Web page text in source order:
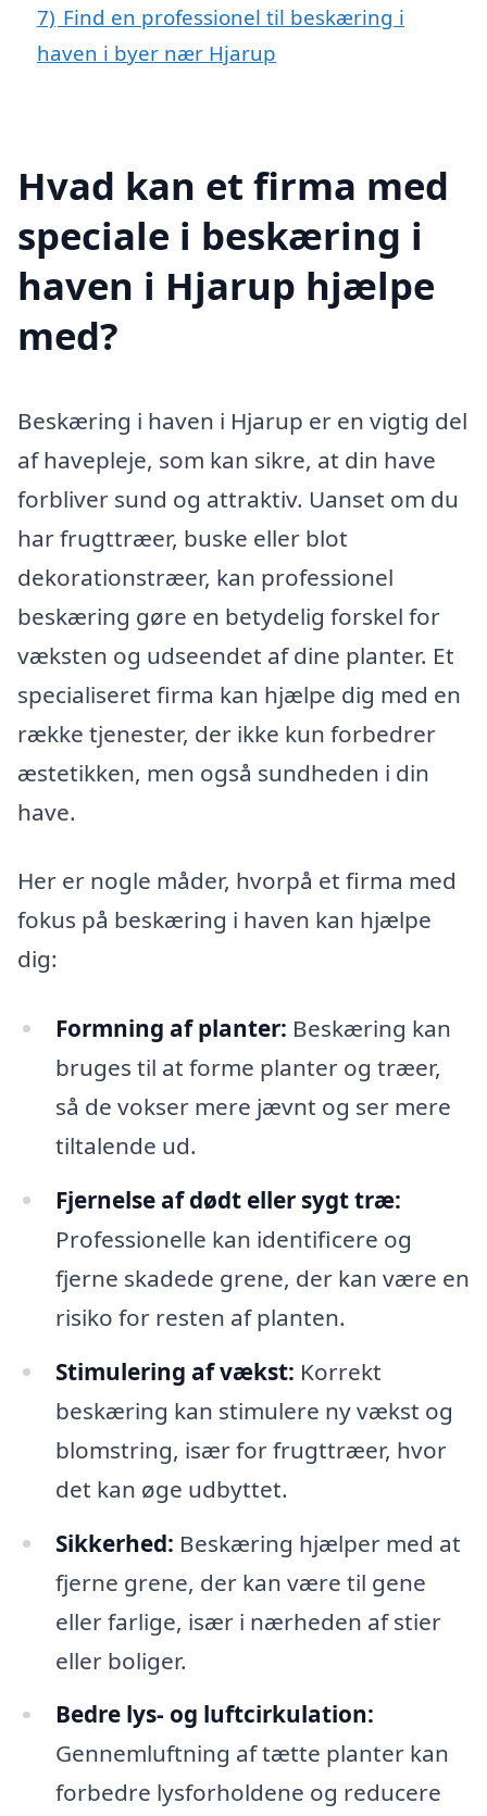
7) Find en professionel til beskæring i
haven i byer nær Hjarup
Hvad kan et firma med
speciale i beskæring i
haven i Hjarup hjælpe
med?
Beskæring i haven i Hjarup er en vigtig del
af havepleje, som kan sikre, at din have
forbliver sund og attraktiv. Uanset om du
har frugttræer, buske eller blot
dekorationstræer, kan professionel
beskæring gøre en betydelig forskel for
væksten og udseendet af dine planter. Et
specialiseret firma kan hjælpe dig med en
række tjenester, der ikke kun forbedrer
æstetikken, men også sundheden i din
have.
Her er nogle måder, hvorpå et firma med
fokus på beskæring i haven kan hjælpe
dig:
Formning af planter: Beskæring kan
bruges til at forme planter og træer,
så de vokser mere jævnt og ser mere
tiltalende ud.
Fjernelse af dødt eller sygt træ:
Professionelle kan identificere og
fjerne skadede grene, der kan være en
risiko for resten af planten.
Stimulering af vækst: Korrekt
beskæring kan stimulere ny vækst og
blomstring, især for frugttræer, hvor
det kan øge udbyttet.
Sikkerhed: Beskæring hjælper med at
fjerne grene, der kan være til gene
eller farlige, især i nærheden af stier
eller boliger.
Bedre lys- og luftcirkulation:
Gennemluftning af tætte planter kan
forbedre lysforholdene og reducere